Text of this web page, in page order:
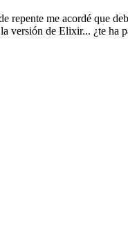
repente me acordé que
versión de Elixir... ¿te ha